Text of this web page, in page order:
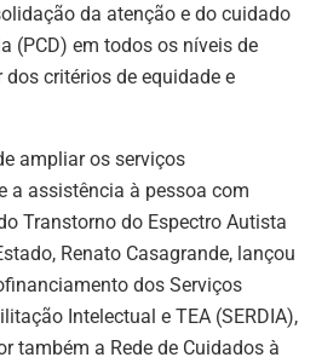
da atenção e do cuidado
(PCD) em todos os níveis de
critérios de equidade e
ampliar os serviços
a assistência à pessoa com
Transtorno do Espectro Autista
Renato Casagrande, lançou
dos Serviços
Intelectual e TEA (SERDIA),
também a Rede de Cuidados à